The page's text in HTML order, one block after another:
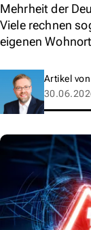
Mehrheit der
Viele rechnen
eigenen
Artikel von